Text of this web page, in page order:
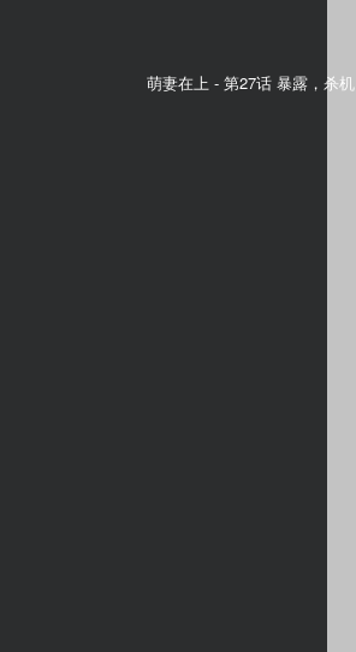
萌妻在上 - 第27话 暴露，杀机